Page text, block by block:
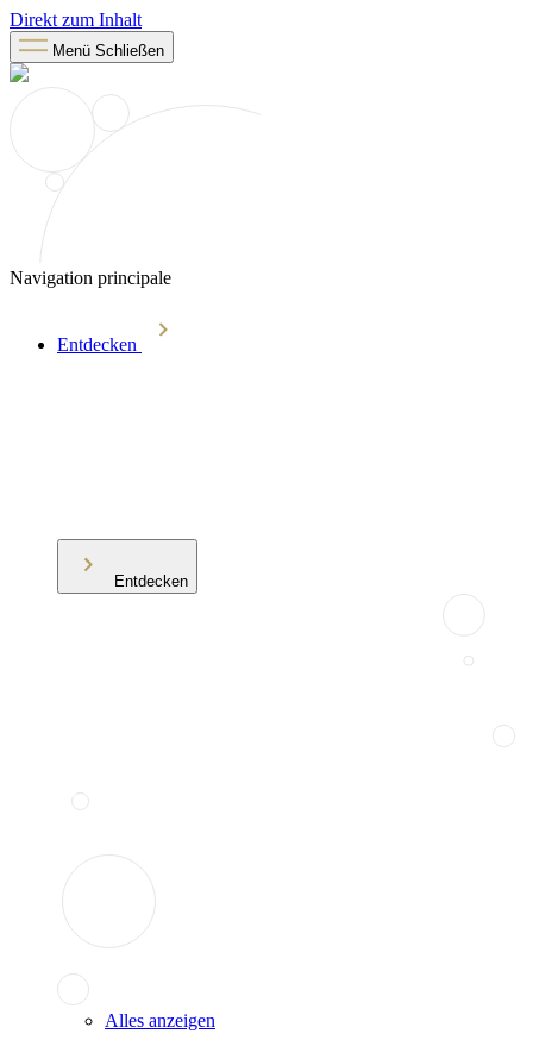
Direkt zum Inhalt
Menü Schließen
Navigation principale
Entdecken
Entdecken
Alles anzeigen